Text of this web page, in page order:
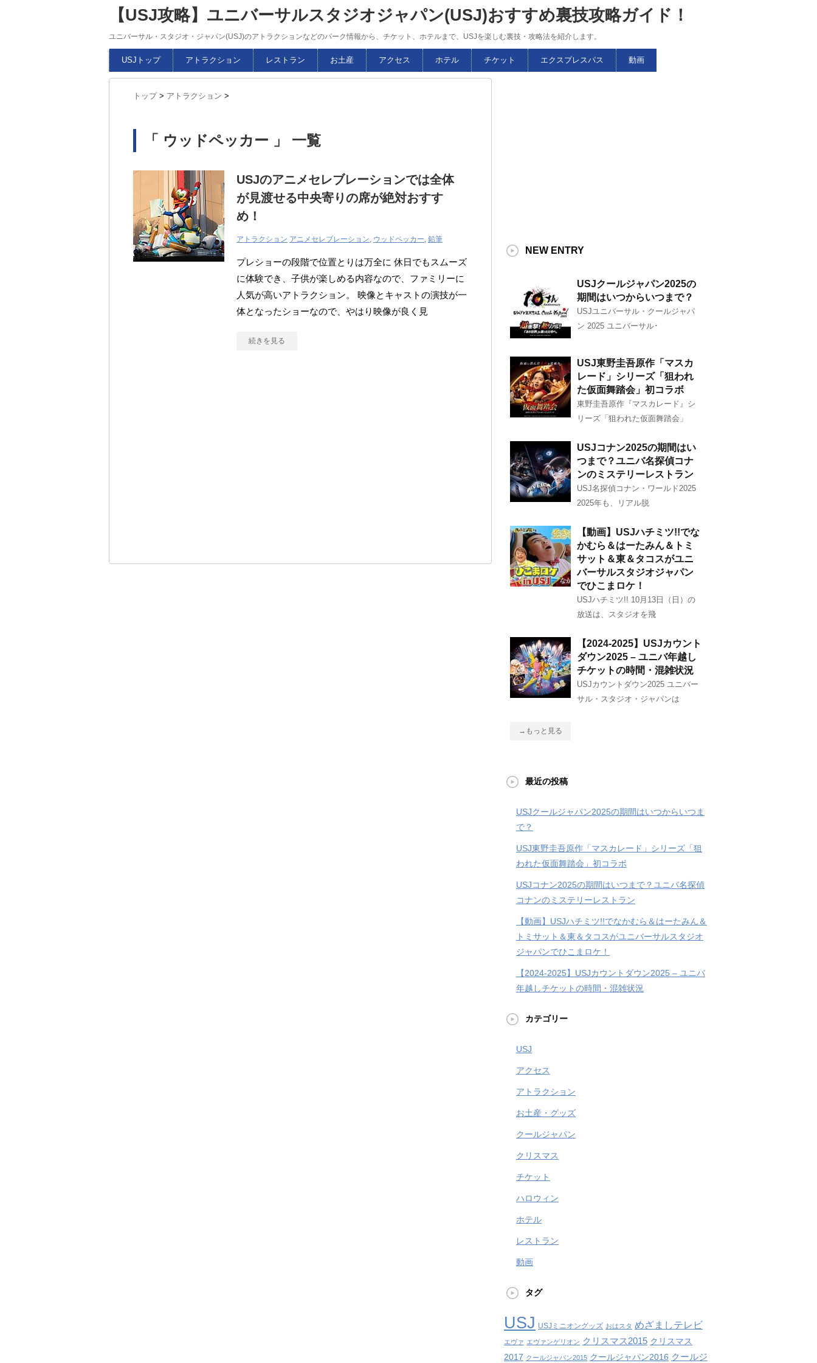
【USJ攻略】ユニバーサルスタジオジャパン(USJ)おすすめ裏技攻略ガイド！
ユニバーサル・スタジオ・ジャパン(USJ)のアトラクションなどのパーク情報から、チケット、ホテルまで、USJを楽しむ裏技・攻略法を紹介します。
USJトップ アトラクション レストラン お土産 アクセス ホテル チケット エクスプレスパス 動画
トップ > アトラクション >
「 ウッドペッカー 」 一覧
USJのアニメセレブレーションでは全体
が見渡せる中央寄りの席が絶対おすす
め！
アトラクション アニメセレブレーション, ウッドペッカー, 鉛筆
プレショーの段階で位置とりは万全に 休日でもスムーズ
に体験でき、子供が楽しめる内容なので、ファミリーに
人気が高いアトラクション。 映像とキャストの演技が一
体となったショーなので、やはり映像が良く見
続きを見る
NEW ENTRY
USJクールジャパン2025の
期間はいつからいつまで？
USJユニバーサル・クールジャパ
ン 2025 ユニバーサル･
USJ東野圭吾原作「マスカ
レード」シリーズ「狙われ
た仮面舞踏会」初コラボ
東野圭吾原作『マスカレード』シ
リーズ「狙われた仮面舞踏会」
USJコナン2025の期間はい
つまで？ユニバ名探偵コナ
ンのミステリーレストラン
USJ名探偵コナン・ワールド2025
2025年も、リアル脱
【動画】USJハチミツ!!でな
かむら＆はーたみん＆トミ
サット＆東＆タコスがユニ
バーサルスタジオジャパン
でひこまロケ！
USJハチミツ!! 10月13日（日）の
放送は、スタジオを飛
【2024-2025】USJカウント
ダウン2025 – ユニバ年越し
チケットの時間・混雑状況
USJカウントダウン2025 ユニバー
サル・スタジオ・ジャパンは
→もっと見る
最近の投稿
USJクールジャパン2025の期間はいつからいつま
で？
USJ東野圭吾原作「マスカレード」シリーズ「狙
われた仮面舞踏会」初コラボ
USJコナン2025の期間はいつまで？ユニバ名探偵
コナンのミステリーレストラン
【動画】USJハチミツ!!でなかむら＆はーたみん＆
トミサット＆東＆タコスがユニバーサルスタジオ
ジャパンでひこまロケ！
【2024-2025】USJカウントダウン2025 – ユニバ
年越しチケットの時間・混雑状況
カテゴリー
USJ
アクセス
アトラクション
お土産・グッズ
クールジャパン
クリスマス
チケット
ハロウィン
ホテル
レストラン
動画
タグ
USJ USJミニオングッズ おはスタ めざましテレビ
エヴァ エヴァンゲリオン クリスマス2015 クリスマス
2017 クールジャパン2015 クールジャパン2016 クールジ